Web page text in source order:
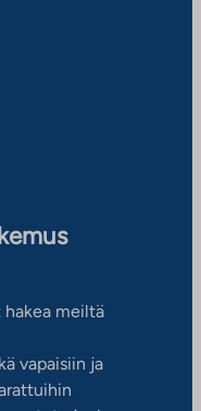
hakea meiltä
vapaisiin ja